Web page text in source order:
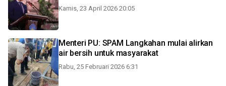
Kamis, 23 April 2026 20:05
Menteri PU: SPAM Langkahan mulai alirkan
air bersih untuk masyarakat
Rabu, 25 Februari 2026 6:31